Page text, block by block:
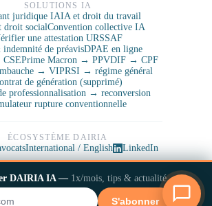
SOLUTIONS IA
juridique IAIA et droit du travail
droit socialConvention collective IA
une attestation URSSAF
indemnité de préavisDPAE en ligne
Prime Macron → PPVDIF → CPF
→ VIPRSI → régime général
de génération (supprimé)
professionnalisation → reconversion
rupture conventionnelle
ÉCOSYSTÈME DAIRIA
International / English LinkedIn
DAIRIA IA — 1x/mois, tips & actualité
S'abonner ✕